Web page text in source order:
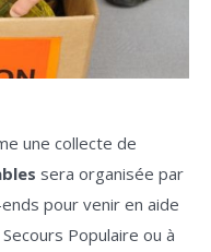
une collecte de
sera organisée par
pour venir en aide
Populaire ou à